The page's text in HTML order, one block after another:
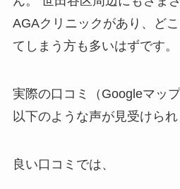
AGAクリニックがあり、ど
てしまう方も多いはずです。
実際の口コミ（Googleマッ
以下のような声が見受けられ
良い口コミでは、